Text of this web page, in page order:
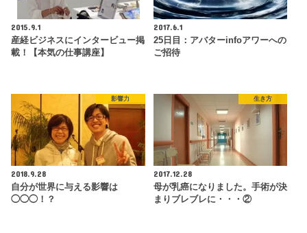
2015.9.1
産経ビジネスにインタービュー掲
載！【本気の仕事講座】
2017.6.1
25日目：アバターinfoアワーへの
ご招待
影響力
2018.9.28
自分が世界に与える影響は
◯◯◯！？
生き方
2017.12.28
母が乳癌になりました。手術が決
まりブレブレに・・・②